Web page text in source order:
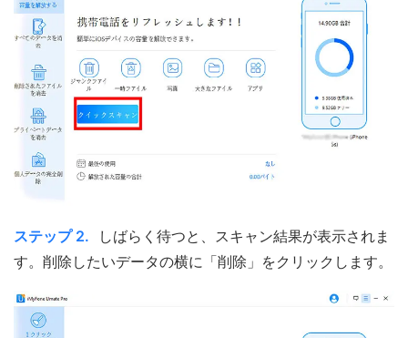
ステップ 2.
しばらく待つと、スキャン結果が表示されま
す。削除したいデータの横に「削除」をクリックします。